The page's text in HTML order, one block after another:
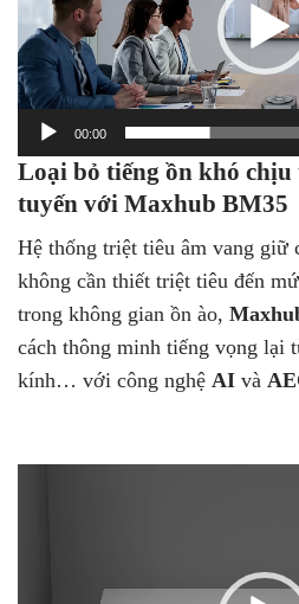
00:00
Loại bỏ tiếng ồn khó
tuyến với Maxhub BM35
Hệ thống triệt tiêu âm vang giữ
không cần thiết triệt tiêu đến
trong không gian ồn ào,
cách thông minh tiếng vọng lại
kính… với công nghệ AI và